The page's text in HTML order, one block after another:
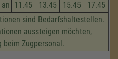
an 11.45 13.45 15.45
17.45
sind Bedarfshaltestellen.
aussteigen möchten,
Zugpersonal.